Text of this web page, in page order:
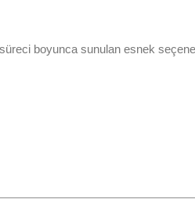
boyunca sunulan esnek